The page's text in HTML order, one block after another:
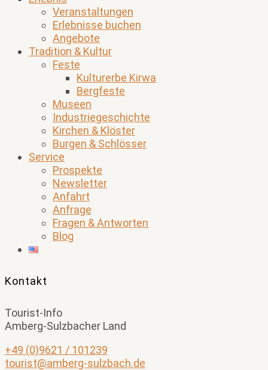
Veranstaltungen
Erlebnisse buchen
Angebote
Tradition & Kultur
Feste
Kulturerbe Kirwa
Bergfeste
Museen
Industriegeschichte
Kirchen & Klöster
Burgen & Schlösser
Service
Prospekte
Newsletter
Anfahrt
Anfrage
Fragen & Antworten
Blog
Kontakt
Tourist-Info
Amberg-Sulzbacher Land
+49 (0)9621 / 101239
tourist@amberg-sulzbach.de